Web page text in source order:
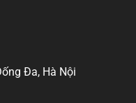
Đa, Hà Nội